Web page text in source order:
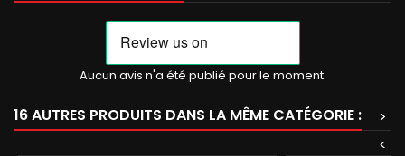
Aucun avis n'a été publié pour le moment.
16 AUTRES PRODUITS DANS LA MÊME CATÉGORIE :
>
<